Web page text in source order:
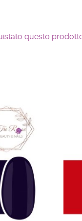
questo